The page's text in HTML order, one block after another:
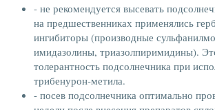
- не рекомендуется высевать
на предшественниках применялись
ингибиторы (производные
имидазолины, триазолпиримидины).
толерантность подсолнечника при
трибенурон-метила.
- посев подсолнечника оптимально